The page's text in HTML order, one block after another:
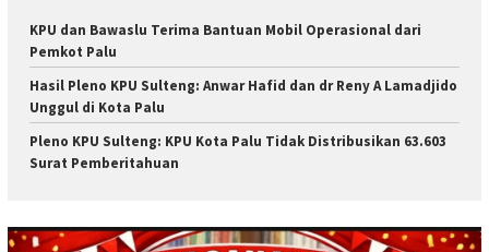
KPU dan Bawaslu Terima Bantuan Mobil Operasional dari
Pemkot Palu
Hasil Pleno KPU Sulteng: Anwar Hafid dan dr Reny A Lamadjido
Unggul di Kota Palu
Pleno KPU Sulteng: KPU Kota Palu Tidak Distribusikan 63.603
Surat Pemberitahuan